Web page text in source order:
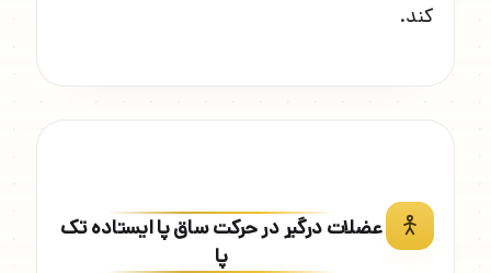
کند.
عضلات درگیر در حرکت ساق پا ایستاده تک
پا